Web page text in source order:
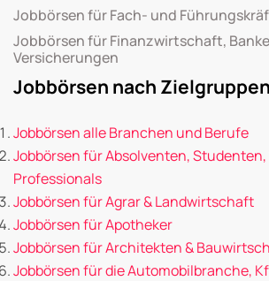
Jobbörsen für Fach- und
Jobbörsen für Finanzwirtschaft,
Versicherungen
Jobbörsen nach Zielgruppen
Jobbörsen alle Branchen und Berufe
Jobbörsen für Absolventen, Studenten,
Professionals
Jobbörsen für Agrar & Landwirtschaft
Jobbörsen für Apotheker
Jobbörsen für Architekten &
Jobbörsen für die Automobilbranche,